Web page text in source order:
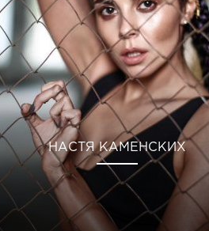
НАСТЯ КАМЕНСКИХ